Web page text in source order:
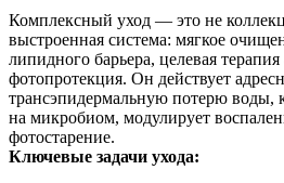
Комплексный уход — это не
выстроенная система: мягкое
липидного барьера, целевая
фотопротекция. Он действует
трансэпидермальную потерю воды,
на микробиом, модулирует
фотостарение.
Ключевые задачи ухода: